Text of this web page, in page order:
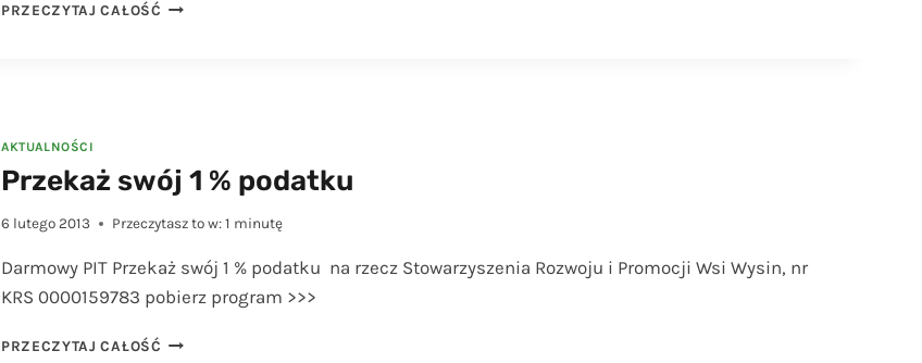
PRZECZYTAJ CAŁOŚĆ SPOTKANIE
AKTUALNOŚCI
Przekaż swój 1 % podatku
6 lutego 2013 Przeczytasz to w: 1 minutę
Darmowy PIT Przekaż swój 1 % podatku na rzecz Stowarzyszenia Rozwoju i Promocji Wsi Wysin, nr
KRS 0000159783 pobierz program >>>
PRZECZYTAJ CAŁOŚĆ PRZEKAŻ